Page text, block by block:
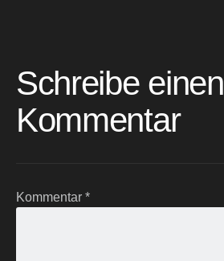
Schreibe einen
Kommentar
Kommentar *